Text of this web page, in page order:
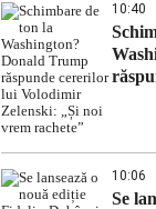
10:40
10:06
Se